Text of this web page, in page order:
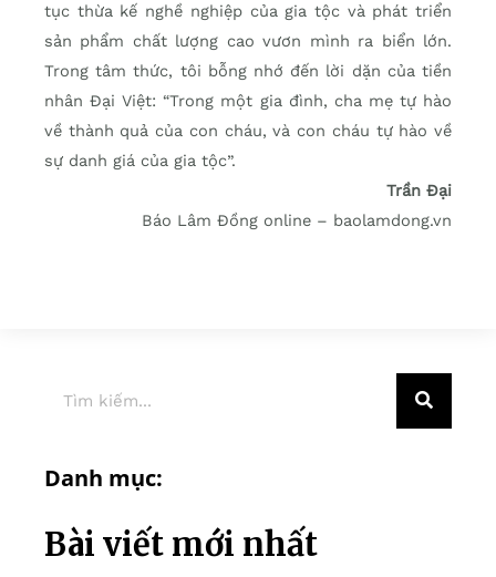
tục thừa kế nghề nghiệp của gia tộc và phát triển
sản phẩm chất lượng cao vươn mình ra biển lớn.
Trong tâm thức, tôi bỗng nhớ đến lời dặn của tiền
nhân Đại Việt: “Trong một gia đình, cha mẹ tự hào
về thành quả của con cháu, và con cháu tự hào về
sự danh giá của gia tộc”.
Trần Đại
Báo Lâm Đồng online – baolamdong.vn
Danh mục:
Bài viết mới nhất